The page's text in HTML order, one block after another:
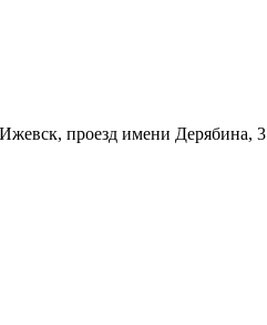
проезд имени Дерябина, 3